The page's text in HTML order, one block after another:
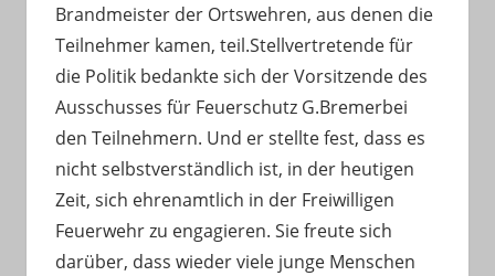
Brandmeister der Ortswehren, aus denen die
Teilnehmer kamen, teil.Stellvertretende für
die Politik bedankte sich der Vorsitzende des
Ausschusses für Feuerschutz G.Bremerbei
den Teilnehmern. Und er stellte fest, dass es
nicht selbstverständlich ist, in der heutigen
Zeit, sich ehrenamtlich in der Freiwilligen
Feuerwehr zu engagieren. Sie freute sich
darüber, dass wieder viele junge Menschen